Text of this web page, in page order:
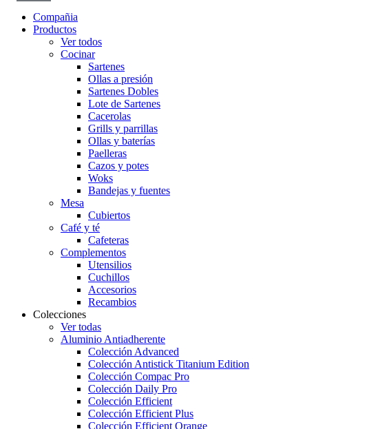
Compañia
Productos
Ver todos
Cocinar
Sartenes
Ollas a presión
Sartenes Dobles
Lote de Sartenes
Cacerolas
Grills y parrillas
Ollas y baterías
Paelleras
Cazos y potes
Woks
Bandejas y fuentes
Mesa
Cubiertos
Café y té
Cafeteras
Complementos
Utensilios
Cuchillos
Accesorios
Recambios
Colecciones
Ver todas
Aluminio Antiadherente
Colección Advanced
Colección Antistick Titanium Edition
Colección Compac Pro
Colección Daily Pro
Colección Efficient
Colección Efficient Plus
Colección Efficient Orange